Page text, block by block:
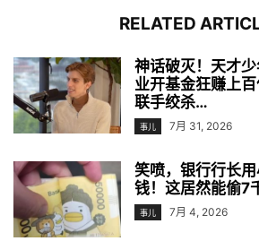
RELATED
神话破灭！天才
业开基金狂赚上
联手绞杀…
事儿 7月 31, 2026
笑喷，银行行长
钱！这居然能偷7
事儿 7月 4, 2026